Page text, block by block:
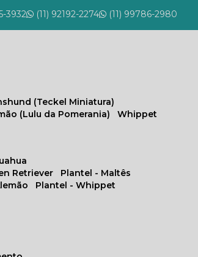
3932 (11) 92192-2274 (11) 99786-2980
Retriever
Plantel - Maltês
Plantel - Whippet
(Teckel Miniatura)
(Lulu da Pomerania)
Whippet